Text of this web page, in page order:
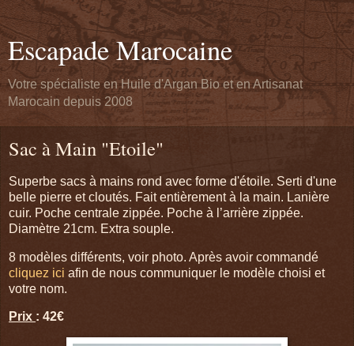
Escapade Marocaine
Votre spécialiste en Huile d'Argan Bio et en Artisanat
Marocain depuis 2008
Sac à Main "Etoile"
Superbe sacs à mains rond avec forme d'étoile. Serti d'une
belle pierre et cloutés. Fait entièrement à la main. Lanière
cuir. Poche centrale zippée. Poche à l’arrière zippée.
Diamètre 21cm. Extra souple.
8 modèles différents, voir photo. Après avoir commandé
cliquez ici afin de nous communiquer le modèle choisi et
votre nom.
Prix : 42€